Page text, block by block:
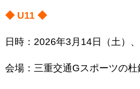
◆ U11 ◆
日時：2026年3月14日（土）、
会場：三重交通Gスポーツの杜